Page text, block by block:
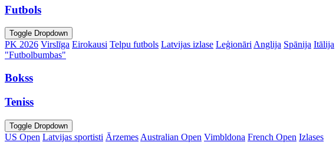
Futbols
Toggle Dropdown
PK 2026 Virslīga Eirokausi Telpu futbols Latvijas izlase Leģionāri Anglija Spānija Itālija
"Futbolbumbas"
Bokss
Teniss
Toggle Dropdown
US Open Latvijas sportisti Ārzemes Australian Open Vimbldona French Open Izlases